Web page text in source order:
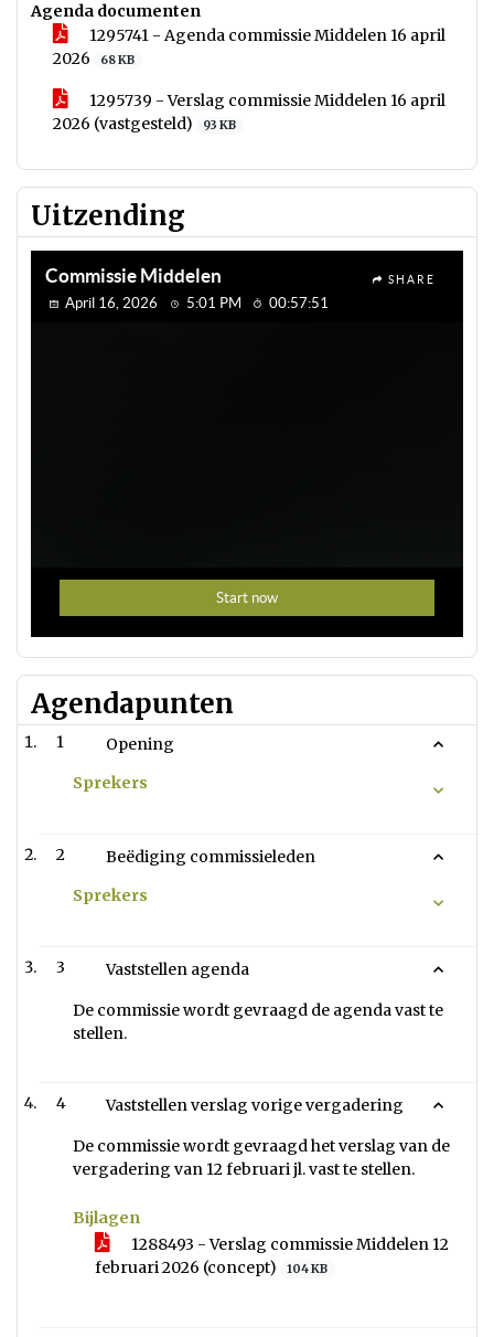
Agenda documenten
1295741 - Agenda commissie Middelen 16 april
2026
68 KB
1295739 - Verslag commissie Middelen 16 april
2026 (vastgesteld)
93 KB
Uitzending
Agendapunten
1
Opening
Sprekers
2
Beëdiging commissieleden
Sprekers
3 Vaststellen agenda
De commissie wordt gevraagd de agenda vast te
stellen.
4 Vaststellen verslag vorige vergadering
De commissie wordt gevraagd het verslag van de
vergadering van 12 februari jl. vast te stellen.
Bijlagen
1288493 - Verslag commissie Middelen 12
februari 2026 (concept)
104 KB